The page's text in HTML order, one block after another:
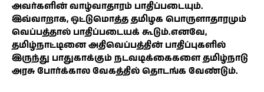
அவர்களின் வாழ்வாதாரம் பாதிப்படையும்.
இவ்வாறாக, ஒட்டுமொத்த தமிழக பொருளாதாரமும்
வெப்பத்தால் பாதிப்படையக் கூடும்.எனவே,
தமிழ்நாட்டினை அதிவெப்பத்தின் பாதிப்புகளில்
இருந்து பாதுகாக்கும் நடவடிக்கைகளை தமிழ்நாடு
அரசு போர்க்கால வேகத்தில் தொடங்க வேண்டும்.